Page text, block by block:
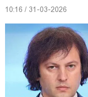
18 წელი
მოვლენების
შესაძლოა,
10:16 / 31-03-2026